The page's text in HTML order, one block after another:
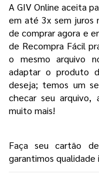
A GIV Online aceita
em até 3x sem juros
de comprar agora e
de Recompra Fácil
o mesmo arquivo
adaptar o produto
deseja; temos um
checar seu arquivo,
muito mais!
Faça seu cartão
garantimos qualidade